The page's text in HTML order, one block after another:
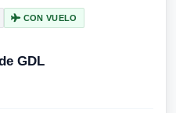
CON VUELO
GDL